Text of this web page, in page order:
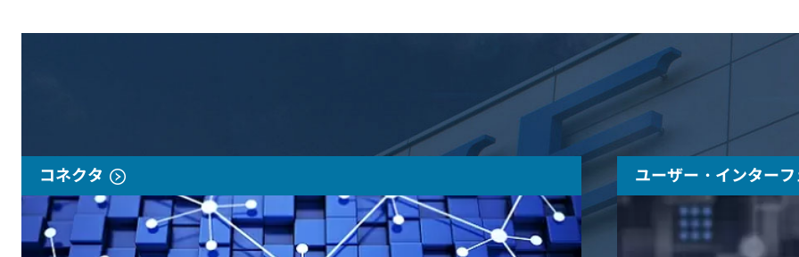
コネクタ ユーザー・インター